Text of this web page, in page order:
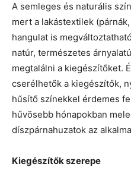
A semleges és naturális
mert a lakástextilek
hangulat is
natúr, természetes
megtalálni a kiegészítőket.
cserélhetők a kiegészítők,
hűsítő színekkel érdemes
hűvösebb hónapokban
díszpárnahuzatok az
Kiegészítők szerepe